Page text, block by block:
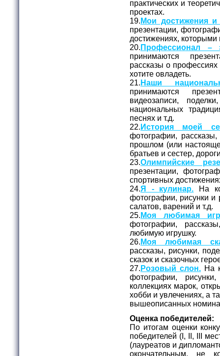
практических и
проектах.
19. Мои достижения и
презентации,
достижениях, которыми
20. Профессионал –
принимаются
рассказы о
хотите овладеть.
21. Наши
принимаются
видеозаписи,
национальных
песнях и т.д.
22. История моей
фотографии,
прошлом (или
братьев и сестер,
23.Олимпийские
презентации,
спортивных
24.Я - кулинар. На
фотографии, рисунки
салатов, варений и т.д.
25. Моя любимая
фотографии,
любимую игрушку.
26. Моя любимая
рассказы, рисунки,
сказок и сказочных
27. Розовый слон. На
фотографии,
коллекциях марок,
хобби и увлечениях, а
вышеописанных
Оценка победителей:
По итогам оценки
победителей (I, II, III
(лауреатов и
окончательным, не